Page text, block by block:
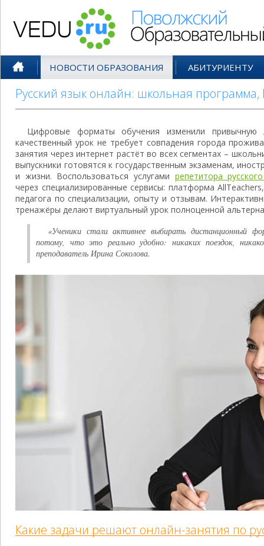
НОВОСТИ ОБРАЗОВАНИЯ АБИТУРИЕНТУ
Русский язык онлайн: школьная программа,
Цифровые форматы обучения изменили привычную
качественный урок не требует совпадения города
занятия через интернет растёт во всех сегментах –
выпускники готовятся к государственным экзаменам,
и жизни. Воспользоваться услугами репетитора
через специализированные сервисы: платформа
педагога по специализации, опыту и отзывам.
тренажёры делают виртуальный урок полноценной
«Ученики стали активнее выбирать дистанционный
потому, что это реально удобно: никаких поездок,
преподаватель Ирина Соколова.
Какие задачи решают онлайн-занятия по